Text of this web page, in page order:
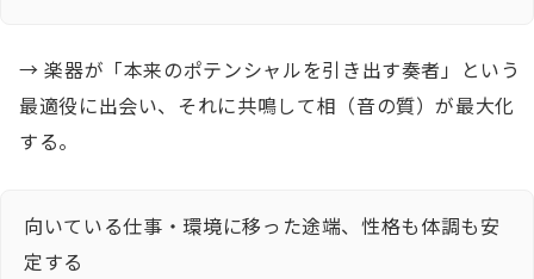
→ 楽器が「本来のポテンシャルを引き出す奏者」という
最適役に出会い、それに共鳴して相（音の質）が最大化
する。
向いている仕事・環境に移った途端、性格も体調も安
定する